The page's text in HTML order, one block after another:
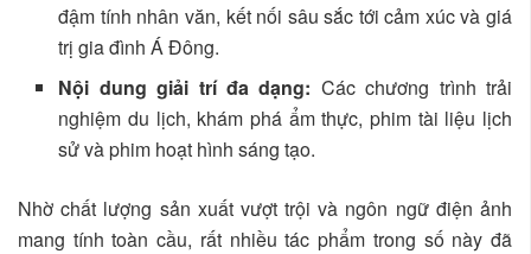
đậm tính nhân văn, kết nối sâu sắc tới cảm xúc và giá
trị gia đình Á Đông.
Nội dung giải trí đa dạng: Các chương trình trải
nghiệm du lịch, khám phá ẩm thực, phim tài liệu lịch
sử và phim hoạt hình sáng tạo.
Nhờ chất lượng sản xuất vượt trội và ngôn ngữ điện ảnh
mang tính toàn cầu, rất nhiều tác phẩm trong số này đã